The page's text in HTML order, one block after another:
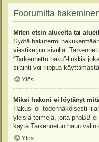
Foorumilta hakeminen
Miten etsin alueelta tai
Syötä hakutermi
viestiketjun sivulla.
“Tarkennettu haku”-linkkiä
sijainti voi riippua
Ylös
Miksi hakuni ei löytänyt
Hakusi oli todennäköisesti
yleisiä termejä, joita phpBB
käytä Tarkennetun haun
Ylös